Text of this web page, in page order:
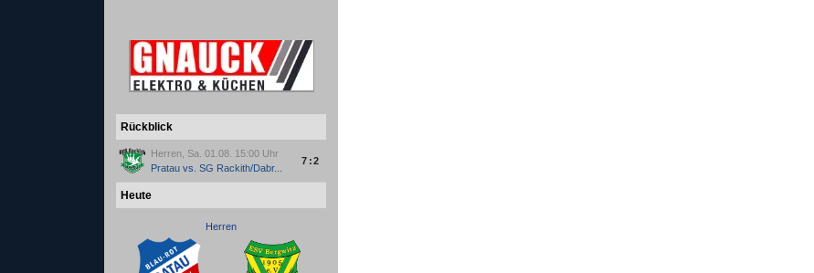
Rückblick
Herren, Sa. 01.08. 15:00 Uhr
Pratauvs. SG Rackith/Dabr...
7:2
Heute
Herren